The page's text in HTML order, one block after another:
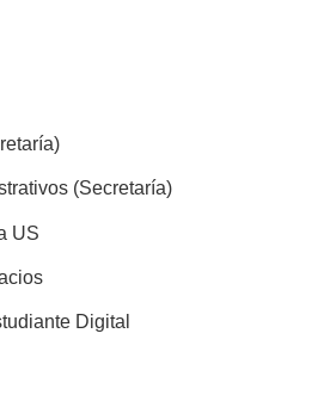
(Secretaría)
US
Digital